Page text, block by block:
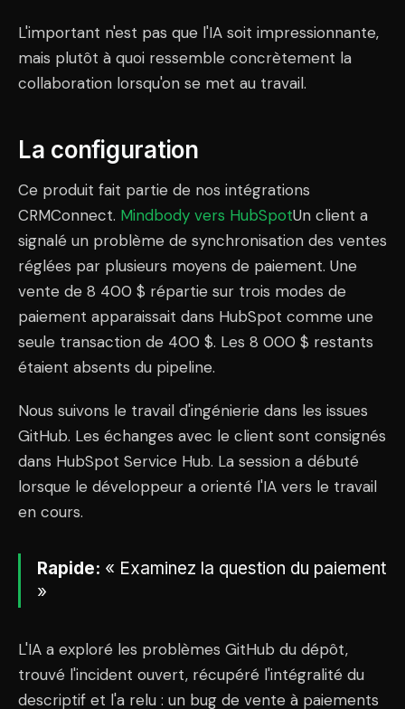
L'important n'est pas que l'IA soit impressionnante,
mais plutôt à quoi ressemble concrètement la
collaboration lorsqu'on se met au travail.
La configuration
Ce produit fait partie de nos intégrations
CRMConnect. Mindbody vers HubSpotUn client a
signalé un problème de synchronisation des ventes
réglées par plusieurs moyens de paiement. Une
vente de 8 400 $ répartie sur trois modes de
paiement apparaissait dans HubSpot comme une
seule transaction de 400 $. Les 8 000 $ restants
étaient absents du pipeline.
Nous suivons le travail d'ingénierie dans les issues
GitHub. Les échanges avec le client sont consignés
dans HubSpot Service Hub. La session a débuté
lorsque le développeur a orienté l'IA vers le travail
en cours.
Rapide: « Examinez la question du paiement
»
L'IA a exploré les problèmes GitHub du dépôt,
trouvé l'incident ouvert, récupéré l'intégralité du
descriptif et l'a relu : un bug de vente à paiements